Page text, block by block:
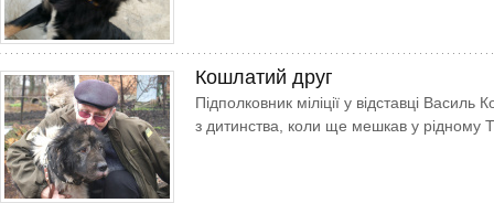
Кошлатий друг
Підполковник міліції у відставці
з дитинства, коли ще мешкав у рідному